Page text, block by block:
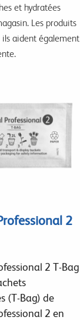
et hydratées
Les produits
ils aident également
2
2 T-Bag
(T-Bag) de
2 en